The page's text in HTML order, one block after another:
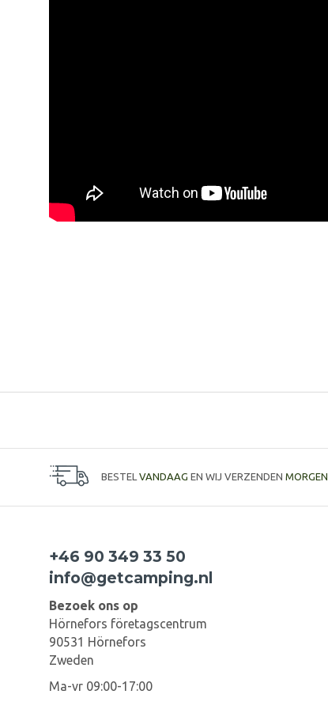
BESTEL VANDAAG EN WIJ VERZENDEN MORGEN
+46 90 349 33 50
info@getcamping.nl
Bezoek ons op
Hörnefors företagscentrum
90531 Hörnefors
Zweden
Ma-vr 09:00-17:00